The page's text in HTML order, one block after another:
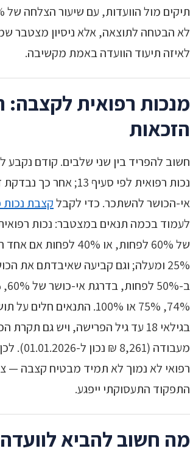
לא הבטחה לתוצאה, אלא ניסיון מצטבר
לאיזה תיעוד הוועדה באמת מקשיבה.
מנכות רפואית לקצבה:
הזכאות
חשוב להפריד בין שני שלבים. קודם נקבע
נכות רפואית לפי סעיף 13; אחר כך
אי-הכושר להשתכר. כדי לקבלקצבת נכות
לעמוד בכמה תנאים במצטבר: נכות
של 60% לפחות, או 40%
25% ומעלה; וגם קביעה שאיבדתם את
74%, 75% או 100%. התנאים
בגילאי 18 עד גיל הפרישה, ויש גם תקרת
מעבודה (8,261 ₪
רפואי לא נמוך לא תמיד מבטיח קצבה —
התפקוד התעסוקתי ייפגע.
מה חשוב להביא לוועדה